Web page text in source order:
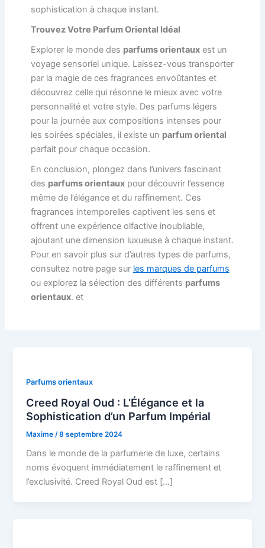
sophistication à chaque instant.
Trouvez Votre Parfum Oriental Idéal
Explorer le monde des parfums orientauxest un
voyage sensoriel unique. Laissez-vous transporter
par la magie de ces fragrances envoûtantes et
découvrez celle qui résonne le mieux avec votre
personnalité et votre style. Des parfums légers
pour la journée aux compositions intenses pour
les soirées spéciales, il existe un parfum oriental
parfait pour chaque occasion.
En conclusion, plongez dans l’univers fascinant
des parfums orientauxpour découvrir l’essence
même de l’élégance et du raffinement. Ces
fragrances intemporelles captivent les sens et
offrent une expérience olfactive inoubliable,
ajoutant une dimension luxueuse à chaque instant.
Pour en savoir plus sur d’autres types de parfums,
consultez notre page sur les marques de parfums
ou explorez la sélection des différents parfums
orientaux. et
Parfums orientaux
Creed Royal Oud : L’Élégance et la
Sophistication d’un Parfum Impérial
Maxime /8 septembre 2024
Dans le monde de la parfumerie de luxe, certains
noms évoquent immédiatement le raffinement et
l’exclusivité. Creed Royal Oud est […]